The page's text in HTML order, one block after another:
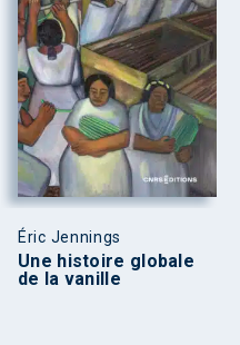
Éric Jennings
Une histoire globale
de la vanille